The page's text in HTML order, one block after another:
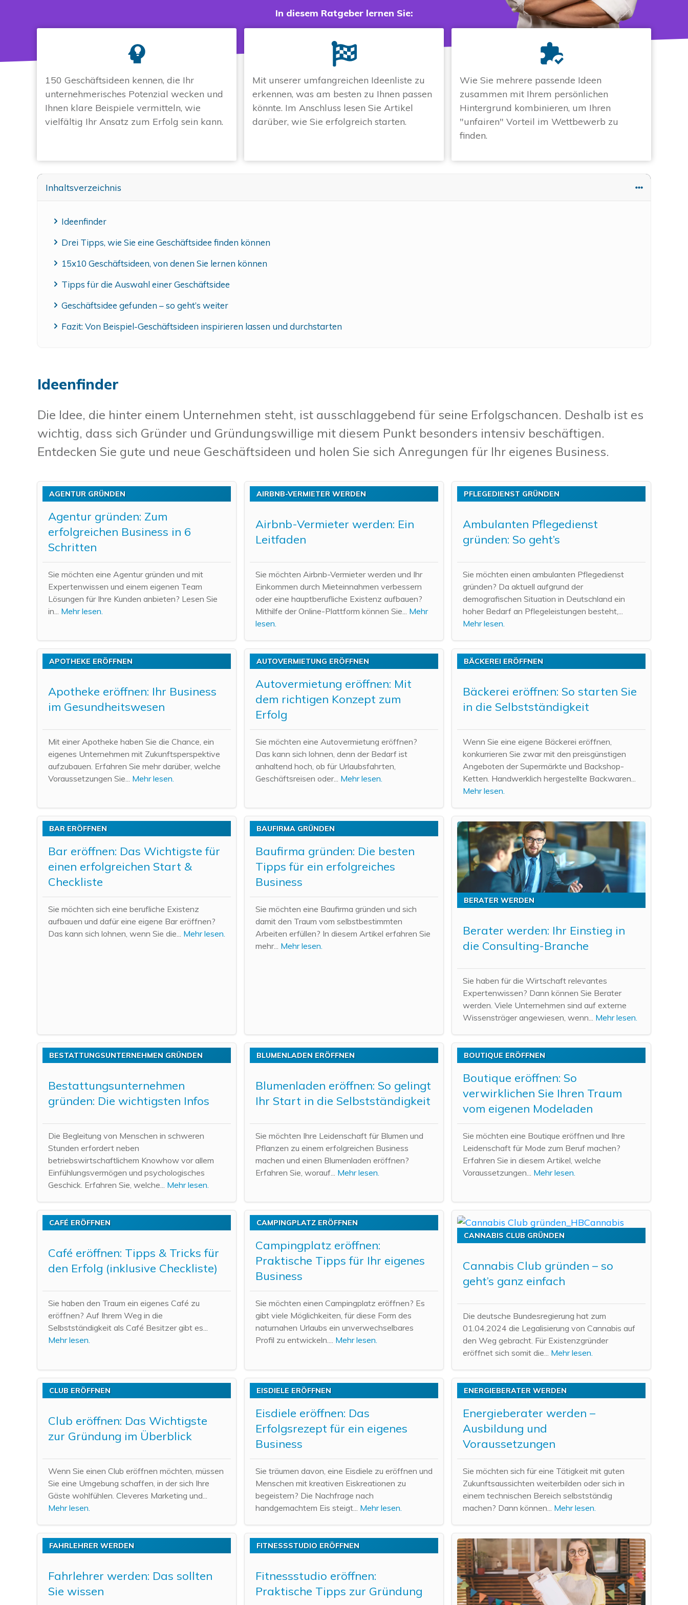
In diesem Ratgeber lernen Sie:
150 Geschäftsideen kennen, die Ihr
unternehmerisches Potenzial wecken und
Ihnen klare Beispiele vermitteln, wie
vielfältig Ihr Ansatz zum Erfolg sein kann.
Mit unserer umfangreichen Ideenliste zu
erkennen, was am besten zu Ihnen passen
könnte. Im Anschluss lesen Sie Artikel
darüber, wie Sie erfolgreich starten.
Wie Sie mehrere passende Ideen
zusammen mit Ihrem persönlichen
Hintergrund kombinieren, um Ihren
"unfairen" Vorteil im Wettbewerb zu
finden.
Inhaltsverzeichnis
Ideenfinder
Drei Tipps, wie Sie eine Geschäftsidee finden können
15x10 Geschäftsideen, von denen Sie lernen können
Tipps für die Auswahl einer Geschäftsidee
Geschäftsidee gefunden – so geht’s weiter
Fazit: Von Beispiel-Geschäftsideen inspirieren lassen und durchstarten
Ideenfinder
Die Idee, die hinter einem Unternehmen steht, ist ausschlaggebend für seine Erfolgschancen. Deshalb ist es
wichtig, dass sich Gründer und Gründungswillige mit diesem Punkt besonders intensiv beschäftigen.
Entdecken Sie gute und neue Geschäftsideen und holen Sie sich Anregungen für Ihr eigenes Business.
AGENTUR GRÜNDEN
Agentur gründen: Zum
erfolgreichen Business in 6
Schritten
Sie möchten eine Agentur gründen und mit
Expertenwissen und einem eigenen Team
Lösungen für Ihre Kunden anbieten? Lesen Sie
in... Mehr lesen.
AIRBNB-VERMIETER WERDEN
Airbnb-Vermieter werden: Ein
Leitfaden
Sie möchten Airbnb-Vermieter werden und Ihr
Einkommen durch Mieteinnahmen verbessern
oder eine hauptberufliche Existenz aufbauen?
Mithilfe der Online-Plattform können Sie... Mehr
lesen.
PFLEGEDIENST GRÜNDEN
Ambulanten Pflegedienst
gründen: So geht’s
Sie möchten einen ambulanten Pflegedienst
gründen? Da aktuell aufgrund der
demografischen Situation in Deutschland ein
hoher Bedarf an Pflegeleistungen besteht,...
Mehr lesen.
APOTHEKE ERÖFFNEN
Apotheke eröffnen: Ihr Business
im Gesundheitswesen
Mit einer Apotheke haben Sie die Chance, ein
eigenes Unternehmen mit Zukunftsperspektive
aufzubauen. Erfahren Sie mehr darüber, welche
Voraussetzungen Sie... Mehr lesen.
AUTOVERMIETUNG ERÖFFNEN
Autovermietung eröffnen: Mit
dem richtigen Konzept zum
Erfolg
Sie möchten eine Autovermietung eröffnen?
Das kann sich lohnen, denn der Bedarf ist
anhaltend hoch, ob für Urlaubsfahrten,
Geschäftsreisen oder... Mehr lesen.
BÄCKEREI ERÖFFNEN
Bäckerei eröffnen: So starten Sie
in die Selbstständigkeit
Wenn Sie eine eigene Bäckerei eröffnen,
konkurrieren Sie zwar mit den preisgünstigen
Angeboten der Supermärkte und Backshop-
Ketten. Handwerklich hergestellte Backwaren...
Mehr lesen.
BAR ERÖFFNEN
Bar eröffnen: Das Wichtigste für
einen erfolgreichen Start &
Checkliste
Sie möchten sich eine berufliche Existenz
aufbauen und dafür eine eigene Bar eröffnen?
Das kann sich lohnen, wenn Sie die... Mehr lesen.
BAUFIRMA GRÜNDEN
Baufirma gründen: Die besten
Tipps für ein erfolgreiches
Business
Sie möchten eine Baufirma gründen und sich
damit den Traum vom selbstbestimmten
Arbeiten erfüllen? In diesem Artikel erfahren Sie
mehr... Mehr lesen.
BERATER WERDEN
Berater werden: Ihr Einstieg in
die Consulting-Branche
Sie haben für die Wirtschaft relevantes
Expertenwissen? Dann können Sie Berater
werden. Viele Unternehmen sind auf externe
Wissensträger angewiesen, wenn... Mehr lesen.
BESTATTUNGSUNTERNEHMEN GRÜNDEN
Bestattungsunternehmen
gründen: Die wichtigsten Infos
Die Begleitung von Menschen in schweren
Stunden erfordert neben
betriebswirtschaftlichem Knowhow vor allem
Einfühlungsvermögen und psychologisches
Geschick. Erfahren Sie, welche... Mehr lesen.
BLUMENLADEN ERÖFFNEN
Blumenladen eröffnen: So gelingt
Ihr Start in die Selbstständigkeit
Sie möchten Ihre Leidenschaft für Blumen und
Pflanzen zu einem erfolgreichen Business
machen und einen Blumenladen eröffnen?
Erfahren Sie, worauf... Mehr lesen.
BOUTIQUE ERÖFFNEN
Boutique eröffnen: So
verwirklichen Sie Ihren Traum
vom eigenen Modeladen
Sie möchten eine Boutique eröffnen und Ihre
Leidenschaft für Mode zum Beruf machen?
Erfahren Sie in diesem Artikel, welche
Voraussetzungen... Mehr lesen.
CAFÉ ERÖFFNEN
Café eröffnen: Tipps & Tricks für
den Erfolg (inklusive Checkliste)
Sie haben den Traum ein eigenes Café zu
eröffnen? Auf Ihrem Weg in die
Selbstständigkeit als Café Besitzer gibt es...
Mehr lesen.
CAMPINGPLATZ ERÖFFNEN
Campingplatz eröffnen:
Praktische Tipps für Ihr eigenes
Business
Sie möchten einen Campingplatz eröffnen? Es
gibt viele Möglichkeiten, für diese Form des
naturnahen Urlaubs ein unverwechselbares
Profil zu entwickeln.... Mehr lesen.
CANNABIS CLUB GRÜNDEN
Cannabis Club gründen – so
geht’s ganz einfach
Die deutsche Bundesregierung hat zum
01.04.2024 die Legalisierung von Cannabis auf
den Weg gebracht. Für Existenzgründer
eröffnet sich somit die... Mehr lesen.
CLUB ERÖFFNEN
Club eröffnen: Das Wichtigste
zur Gründung im Überblick
Wenn Sie einen Club eröffnen möchten, müssen
Sie eine Umgebung schaffen, in der sich Ihre
Gäste wohlfühlen. Cleveres Marketing und...
Mehr lesen.
EISDIELE ERÖFFNEN
Eisdiele eröffnen: Das
Erfolgsrezept für ein eigenes
Business
Sie träumen davon, eine Eisdiele zu eröffnen und
Menschen mit kreativen Eiskreationen zu
begeistern? Die Nachfrage nach
handgemachtem Eis steigt... Mehr lesen.
ENERGIEBERATER WERDEN
Energieberater werden –
Ausbildung und
Voraussetzungen
Sie möchten sich für eine Tätigkeit mit guten
Zukunftsaussichten weiterbilden oder sich in
einem technischen Bereich selbstständig
machen? Dann können... Mehr lesen.
FAHRLEHRER WERDEN
Fahrlehrer werden: Das sollten
Sie wissen
FITNESSSTUDIO ERÖFFNEN
Fitnessstudio eröffnen:
Praktische Tipps zur Gründung